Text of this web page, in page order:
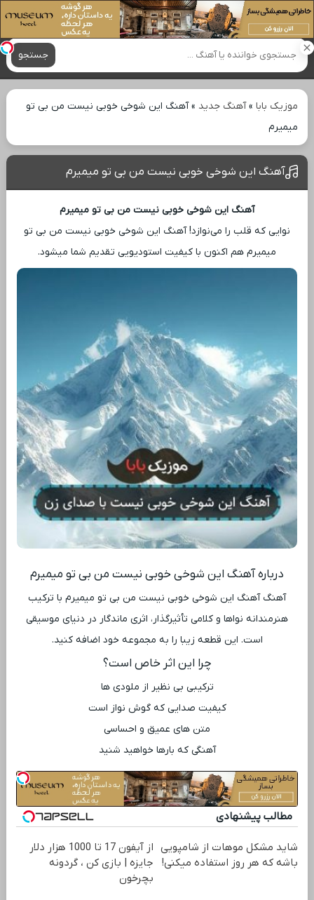
آهنگ های جدید
جستجو
موزیک بابا»آهنگ جدید »آهنگ این شوخی خوبی نیست من بی تو
میمیرم
آهنگ این شوخی خوبی نیست من بی تو میمیرم
آهنگ این شوخی خوبی نیست من بی تو میمیرم
نوایی که قلب را می‌نوازد! آهنگ این شوخی خوبی نیست من بی تو
میمیرم هم اکنون با کیفیت استودیویی تقدیم شما میشود.
درباره آهنگ این شوخی خوبی نیست من بی تو میمیرم
آهنگ آهنگ این شوخی خوبی نیست من بی تو میمیرم با ترکیب
هنرمندانه نواها و کلامی تأثیرگذار، اثری ماندگار در دنیای موسیقی
است. این قطعه زیبا را به مجموعه خود اضافه کنید.
چرا این اثر خاص است؟
ترکیبی بی ‌نظیر از ملودی ‌ها
کیفیت صدایی که گوش نواز است
متن‌ های عمیق و احساسی
آهنگی که بارها خواهید شنید
مطالب پیشنهادی
شاید مشکل موهات از شامپویی
باشه که هر روز استفاده میکنی!
از آیفون 17 تا 1000 هزار دلار
جایزه | بازی کن ، گردونه
بچرخون